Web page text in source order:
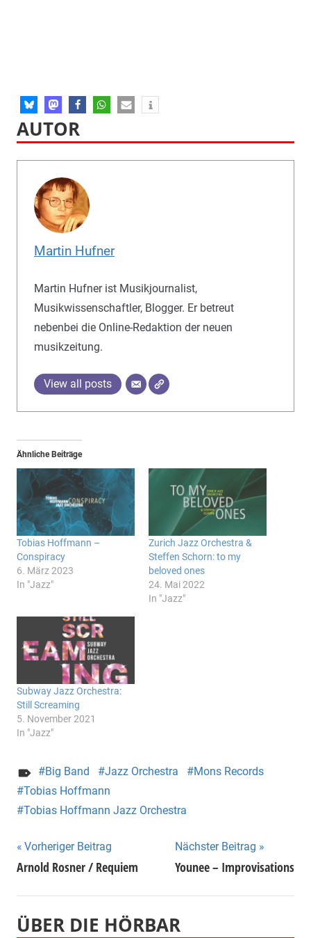
AUTOR
Martin Hufner
Martin Hufner ist Musikjournalist,
Musikwissenschaftler, Blogger. Er betreut
nebenbei die Online-Redaktion der neuen
musikzeitung.
View all posts
Ähnliche Beiträge
Tobias Hoffmann –
Conspiracy
6. März 2023
In "Jazz"
Zurich Jazz Orchestra &
Steffen Schorn: to my
beloved ones
24. Mai 2022
In "Jazz"
Subway Jazz Orchestra:
Still Screaming
5. November 2021
In "Jazz"
Big Band Jazz Orchestra
Mons Records
Tobias Hoffmann
Tobias Hoffmann Jazz Orchestra
Beitragsnavigation
Vorheriger Beitrag
Arnold Rosner / Requiem
Nächster Beitrag
Younee – Improvisations
ÜBER DIE HÖRBAR